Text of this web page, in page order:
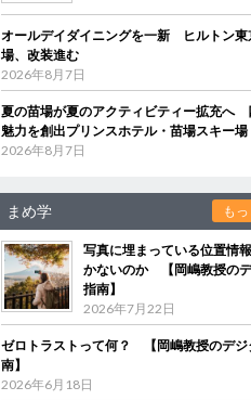
オールデイダイニングを一新 ヒルトン東
場、改装進む
2026年8月7日
夏の苗場が夏のアクティビティー拡充へ
魅力を創出プリンスホテル・苗場スキー場
2026年8月7日
まめ学 も
写真に埋まっている位置情
かないのか 【岡嶋教授の
指南】
2026年7月22日
ゼロトラストって何？ 【岡嶋教授のデジ
南】
2026年6月18日